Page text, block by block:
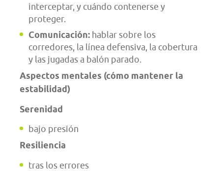
interceptar, y cuándo contenerse y
proteger.
Comunicación: hablar sobre los
corredores, la línea defensiva, la cobertura
y las jugadas a balón parado.
Aspectos mentales (cómo mantener la
estabilidad)
Serenidad
bajo presión
Resiliencia
tras los errores